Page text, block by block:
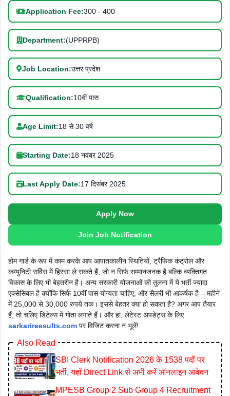
Application Fee:300 - 400
Department:(UPPRPB)
Job Location:उत्तर प्रदेश
Qualification:10वीं पास
Age Limit:18 से 30 वर्ष
Starting Date:18 नवंबर 2025
Last Apply Date:17 दिसंबर 2025
Apply Now
Join Job Notification
होम गार्ड के रूप में काम करके आप आपातकालीन स्थितियों, ट्रैफिक कंट्रोल और
कम्युनिटी सर्विस में हिस्सा ले सकते हैं, जो न सिर्फ सम्मानजनक है बल्कि व्यक्तिगत
विकास के लिए भी बेहतरीन है। अन्य सरकारी योजनाओं की तुलना में ये भर्ती ज्यादा
एक्सेसिबल है क्योंकि सिर्फ 10वीं पास योग्यता चाहिए, और सैलरी भी आकर्षक है – महीने
में 25,000 से 30,000 रुपये तक। इससे बेहतर क्या हो सकता है? अगर आप तैयार
हैं, तो चलिए डिटेल्स में गोता लगाते हैं। और हां, लेटेस्ट अपडेट्स के लिए
sarkarireesults.com पर विजिट करना न भूलें!
Also Read
SBI Clerk Notification 2026 के 1538 पदों पर
भर्ती, यहाँ Direct Link से अभी करें ऑनलाइन आवेदन
MPESB Group 2 Sub Group 4 Recruitment